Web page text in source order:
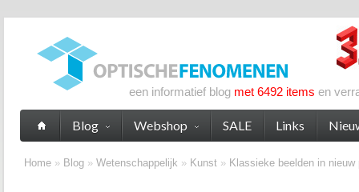
een informatief blog met 6492 items en
Home » Blog » Wetenschappelijk » Kunst » Klassieke beelden in nieuw
Blog Webshop SALE Links